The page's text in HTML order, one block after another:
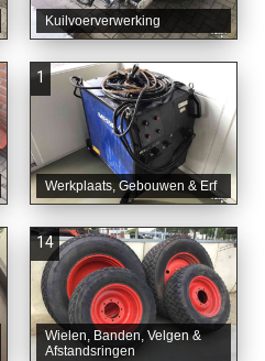
Kuilvoerverwerking
1
Werkplaats, Gebouwen & Erf
14
Wielen, Banden, Velgen &
Afstandsringen